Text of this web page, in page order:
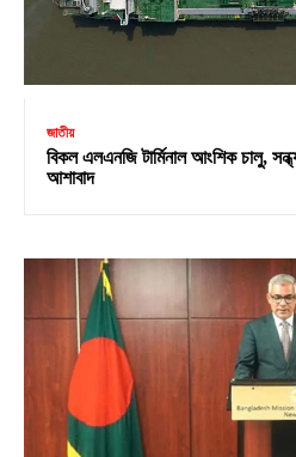
জাতীয়
বিকল এলএনজি টার্মিনাল আংশিক চালু,
আশাবাদ